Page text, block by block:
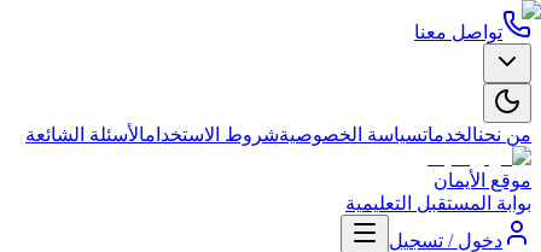
تواصل معنا
من نحنالخدماتسياسة الخصوصيةشروط الاستخدامالأسئلة الشائعة
موقع الأيمان
بوابة المستقبل التعليمية
دخول / تسجيل